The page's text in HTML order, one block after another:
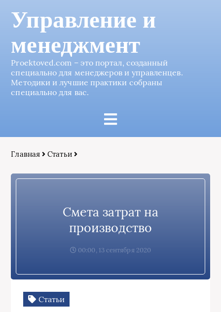
Управление и
менеджмент
Proektoved.com – это портал, созданный
специально для менеджеров и управленцев.
Методики и лучшие практики собраны
специально для вас.
Главная Статьи
Смета затрат на
производство
00:00, 13 сентября 2020
Статьи